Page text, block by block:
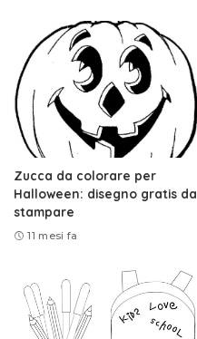
Zucca da colorare per
Halloween: disegno gratis da
stampare
11 mesi fa